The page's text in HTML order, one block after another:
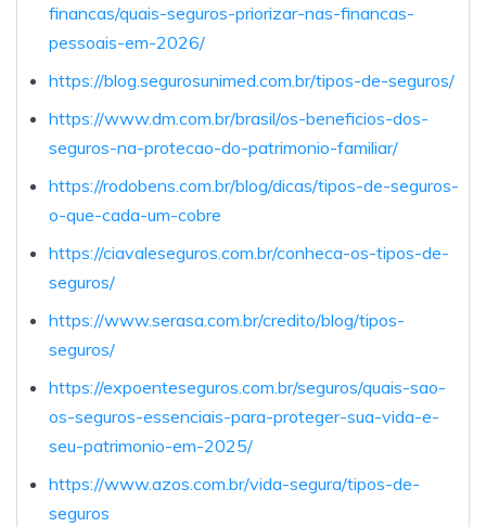
financas/quais-seguros-priorizar-nas-financas-
pessoais-em-2026/
https://blog.segurosunimed.com.br/tipos-de-seguros/
https://www.dm.com.br/brasil/os-beneficios-dos-
seguros-na-protecao-do-patrimonio-familiar/
https://rodobens.com.br/blog/dicas/tipos-de-seguros-
o-que-cada-um-cobre
https://ciavaleseguros.com.br/conheca-os-tipos-de-
seguros/
https://www.serasa.com.br/credito/blog/tipos-
seguros/
https://expoenteseguros.com.br/seguros/quais-sao-
os-seguros-essenciais-para-proteger-sua-vida-e-
seu-patrimonio-em-2025/
https://www.azos.com.br/vida-segura/tipos-de-
seguros